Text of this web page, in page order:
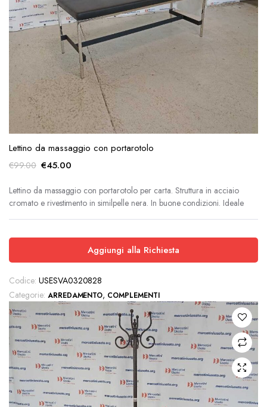
Lettino da massaggio con portarotolo
€99.00 Il
originale
era:
€99.00.
€45.00Il
attuale
è:
€45.00.
Lettino da massaggio con portarotolo per carta. Struttura in acciaio
cromato e rivestimento in similpelle nera. In buone condizioni. Ideale
Aggiungi alla Richiesta
Codice: USESVA0320828
Categorie: ARREDAMENTO, COMPLEMENTI